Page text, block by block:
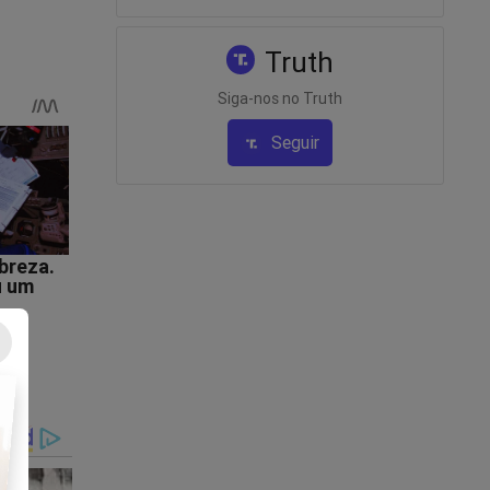
Truth
Siga-nos no Truth
Seguir